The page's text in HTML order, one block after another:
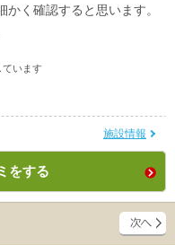
く確認すると思います。
ています
施設情報
をする